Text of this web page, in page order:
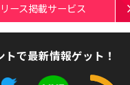
ース掲載サービス
トで最新情報ゲット！